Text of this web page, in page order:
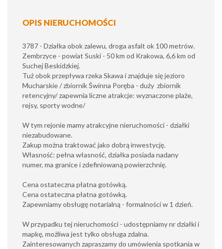
OPIS NIERUCHOMOŚCI
3787 - Działka obok zalewu, droga asfalt ok 100 metrów.
Zembrzyce - powiat Suski - 50 km od Krakowa, 6,6 km od
Suchej Beskidzkiej.
Tuż obok przepływa rzeka Skawa i znajduje się jezioro
Mucharskie / zbiornik Świnna Poręba - duży zbiornik
retencyjny/ zapewnia liczne atrakcje: wyznaczone plaże,
rejsy, sporty wodne/
W tym rejonie mamy atrakcyjne nieruchomości - działki
niezabudowane.
Zakup można traktować jako dobrą inwestycję.
Własność: pełna własność, działka posiada nadany
numer, ma granice i zdefiniowaną powierzchnię.
Cena ostateczna płatna gotówką.
Cena ostateczna płatna gotówką.
Zapewniamy obsługę notarialną - formalności w 1 dzień.
W przypadku tej nieruchomości - udostępniamy nr działki i
mapkę, możliwa jest tylko obsługa zdalna.
Zainteresowanych zapraszamy do umówienia spotkania w